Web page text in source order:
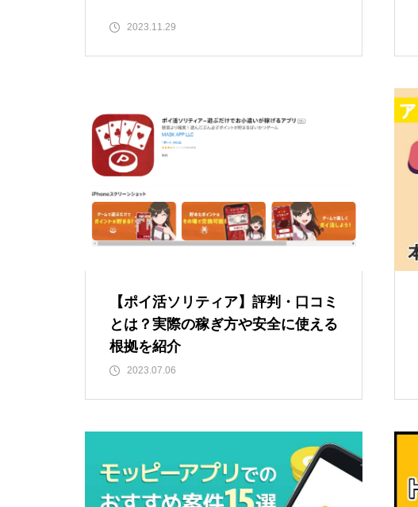
2023.11.29
【ポイ活ソリティア】評判・口コミ
とは？実際の稼ぎ方や安全に使える
根拠を紹介
2023.07.06